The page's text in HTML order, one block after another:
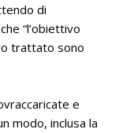
di
“l’obiettivo
trattato sono
e
modo, inclusa la